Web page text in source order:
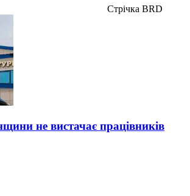
Стрічка BRD
не вистачає працівників